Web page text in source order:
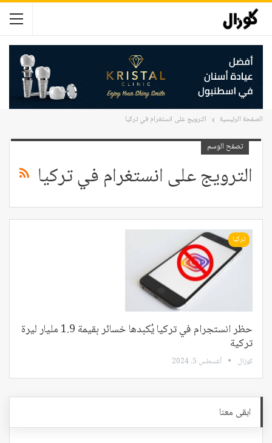
الصفحة الرئيسية الترويج على انستغرام في تركيا
تصفح الوسم
الترويج على انستغرام في تركيا
تركيا
حظر انستجرام في تركيا يُكبدها خسائر بقيمة 1.9 مليار ليرة
تركية
كوزال أغسطس 5, 2024
ابقى معنا